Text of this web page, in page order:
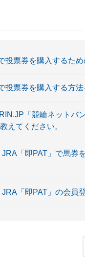
投票券を購入するた
投票券を購入する方
「競輪ネット
えてください。
JRA「即PAT」で馬
JRA「即PAT」の会員